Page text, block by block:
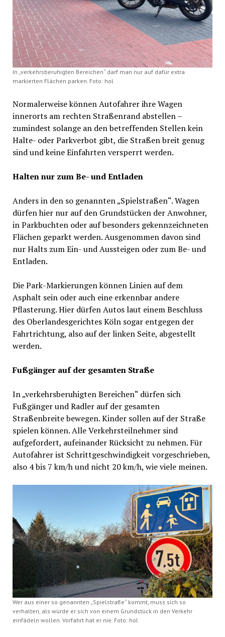
In „verkehrsberuhigten Bereichen“ darf man nur auf dafür extra
markierten Flächen parken. Foto: hol
Normalerweise können Autofahrer ihre Wagen
innerorts am rechten Straßenrand abstellen –
zumindest solange an den betreffenden Stellen kein
Halte- oder Parkverbot gibt, die Straßen breit genug
sind und keine Einfahrten versperrt werden.
Halten nur zum Be- und Entladen
Anders in den so genannten „Spielstraßen“. Wagen
dürfen hier nur auf den Grundstücken der Anwohner,
in Parkbuchten oder auf besonders gekennzeichneten
Flächen geparkt werden. Ausgenommen davon sind
nur Halts zum Ein- und Aussteigen oder zum Be- und
Entladen.
Die Park-Markierungen können Linien auf dem
Asphalt sein oder auch eine erkennbar andere
Pflasterung. Hier dürfen Autos laut einem Beschluss
des Oberlandesgerichtes Köln sogar entgegen der
Fahrtrichtung, also auf der linken Seite, abgestellt
werden.
Fußgänger auf der gesamten Straße
In „verkehrsberuhigten Bereichen“ dürfen sich
Fußgänger und Radler auf der gesamten
Straßenbreite bewegen. Kinder sollen auf der Straße
spielen können. Alle Verkehrsteilnehmer sind
aufgefordert, aufeinander Rücksicht zu nehmen. Für
Autofahrer ist Schrittgeschwindigkeit vorgeschrieben,
also 4 bis 7 km/h und nicht 20 km/h, wie viele meinen.
Wer aus einer so genannten „Spielstraße“ kommt, muss sich so
verhalten, als würde er sich von einem Grundstück in den Verkehr
einfädeln wollen. Vorfahrt hat er nie. Foto: hol